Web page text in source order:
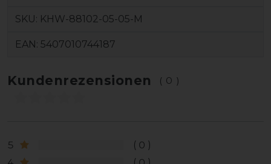
SKU: KHW-88102-05-05-M
EAN: 5407010744187
Kundenrezensionen (0)
5
0